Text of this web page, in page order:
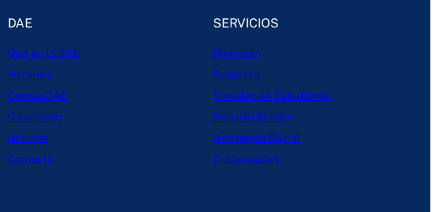
DAE
Qué es la DAE
Horarios
Correo DAE
Calendario
Noticias
Contacto
SERVICIOS
Dirección
Deportes
Vinculación Estudiantil
Servicio Médico
Asistencia Social
Credenciales